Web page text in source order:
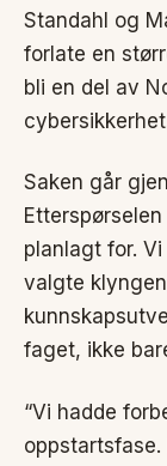
Standahl og
forlate en
bli en del av
Saken går
planlagt for.
valgte
faget, ikke
“Vi hadde